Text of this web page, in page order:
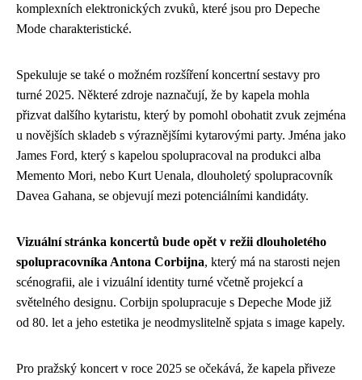
komplexních elektronických zvuků, které jsou pro Depeche
Mode charakteristické.
Spekuluje se také o možném rozšíření koncertní sestavy pro
turné 2025. Některé zdroje naznačují, že by kapela mohla
přizvat dalšího kytaristu, který by pomohl obohatit zvuk zejména
u novějších skladeb s výraznějšími kytarovými party. Jména jako
James Ford, který s kapelou spolupracoval na produkci alba
Memento Mori, nebo Kurt Uenala, dlouholetý spolupracovník
Davea Gahana, se objevují mezi potenciálními kandidáty.
Vizuální stránka koncertů bude opět v režii dlouholetého
spolupracovníka Antona Corbijna, který má na starosti nejen
scénografii, ale i vizuální identity turné včetně projekcí a
světelného designu. Corbijn spolupracuje s Depeche Mode již
od 80. let a jeho estetika je neodmyslitelně spjata s image kapely.
Pro pražský koncert v roce 2025 se očekává, že kapela přiveze